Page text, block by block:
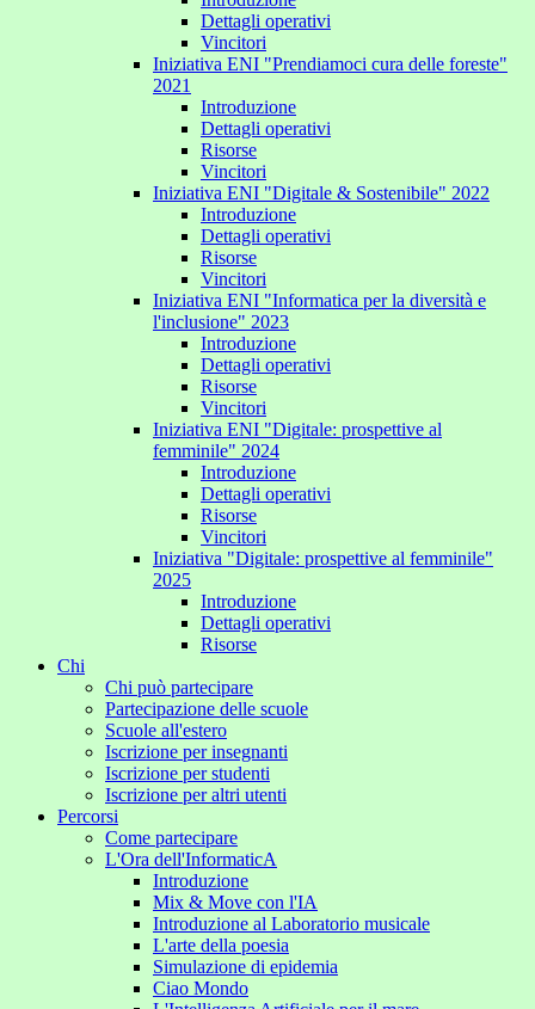
Dettagli operativi
Vincitori
Iniziativa ENI "Prendiamoci cura delle foreste"
2021
Introduzione
Dettagli operativi
Risorse
Vincitori
Iniziativa ENI "Digitale & Sostenibile" 2022
Introduzione
Dettagli operativi
Risorse
Vincitori
Iniziativa ENI "Informatica per la diversità e
l'inclusione" 2023
Introduzione
Dettagli operativi
Risorse
Vincitori
Iniziativa ENI "Digitale: prospettive al
femminile" 2024
Introduzione
Dettagli operativi
Risorse
Vincitori
Iniziativa "Digitale: prospettive al femminile"
2025
Introduzione
Dettagli operativi
Risorse
Chi
Chi può partecipare
Partecipazione delle scuole
Scuole all'estero
Iscrizione per insegnanti
Iscrizione per studenti
Iscrizione per altri utenti
Percorsi
Come partecipare
L'Ora dell'InformaticA
Introduzione
Mix & Move con l'IA
Introduzione al Laboratorio musicale
L'arte della poesia
Simulazione di epidemia
Ciao Mondo